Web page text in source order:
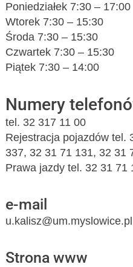
Poniedziałek 7:30 – 17:00
Wtorek 7:30 – 15:30
Środa 7:30 – 15:30
Czwartek 7:30 – 15:30
Piątek 7:30 – 14:00
Numery
tel. 32 317 11 00
Rejestracja pojazdów tel.
337, 32 31 71 131, 32 31
Prawa jazdy tel. 32 31 71
e-mail
u.kalisz@um.myslowice.pl
Strona www